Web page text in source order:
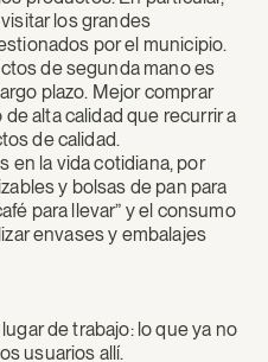
los grandes
por el municipio.
de segunda mano es
plazo. Mejor comprar
alta calidad que recurrir a
de calidad.
en la vida cotidiana, por
y bolsas de pan para
para llevar” y el consumo
envases y embalajes
de trabajo: lo que ya no
usuarios allí.